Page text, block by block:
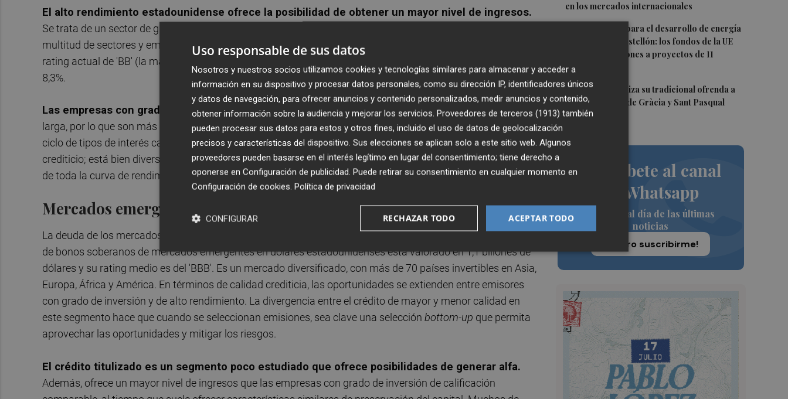
en los mercados internacionales
Otra inyección para el desarrollo de energía
renovable en Castellón: los fondos de la UE
destinan 19 millones a proyectos de 11
municipios
5 El Villarreal realiza su tradicional ofrenda a
la Mare de Déu de Gràcia y Sant Pasqual
Baylón
Suscríbete al canal
de Whatsapp
Siempre al día de las últimas
noticias
¡Quiero suscribirme!
El alto rendimiento estadounidense ofrece la posibilidad de obtener un mayor nivel de ingresos.
Se trata de un sector de gran profundidad y amplitud, con un valor de 1,2 billones de dólares, que engloba
multitud de sectores y emisores. Aunque se asocia a un mayor riesgo crediticio, el 50% del índice con un
rating actual de 'BB' (la máxima calidad crediticia para el alto rendimiento) y ofrece una rentabilidad del
8,3%.
Las empresas con grado de inversión son un crédito de mayor calidad,pero con una duración más
larga, por lo que son más sensibles a los movimientos de los tipos; un atributo atractivo en caso de que el
ciclo de tipos de interés cambie y los bancos centrales bajen los tipos. Se trata del mayor sector del universo
crediticio; está bien diversificado entre emisores e industrias, e incluye valores con vencimientos a lo largo
de toda la curva de rendimientos.
Mercados emergentes
La deuda de los mercados emergentes ofrece fuentes diversificadas de ingresos y rentabilidad. El mercado
de bonos soberanos de mercados emergentes en dólares estadounidenses está valorado en 1,1 billones de
dólares y su rating medio es del 'BBB'. Es un mercado diversificado, con más de 70 países invertibles en Asia,
Europa, África y América. En términos de calidad crediticia, las oportunidades se extienden entre emisores
con grado de inversión y de alto rendimiento. La divergencia entre el crédito de mayor y menor calidad en
este segmento hace que cuando se seleccionan emisiones, sea clave una selección bottom-up que permita
aprovechar las oportunidades y mitigar los riesgos.
El crédito titulizado es un segmento poco estudiado que ofrece posibilidades de generar alfa.
Además, ofrece un mayor nivel de ingresos que las empresas con grado de inversión de calificación
Uso responsable de sus datos
Nosotros y nuestros socios utilizamos cookies y tecnologías similares para almacenar y acceder a
información en su dispositivo y procesar datos personales, como su dirección IP, identificadores únicos
y datos de navegación, para ofrecer anuncios y contenido personalizados, medir anuncios y contenido,
obtener información sobre la audiencia y mejorar los servicios. Proveedores de terceros (1913) también
pueden procesar sus datos para estos y otros fines, incluido el uso de datos de geolocalización
precisos y características del dispositivo. Sus elecciones se aplican solo a este sitio web. Algunos
proveedores pueden basarse en el interés legítimo en lugar del consentimiento; tiene derecho a
oponerse en Configuración de publicidad. Puede retirar su consentimiento en cualquier momento en
Configuración de cookies. Política de privacidad
ACEPTAR TODO
RECHAZAR TODO
CONFIGURAR